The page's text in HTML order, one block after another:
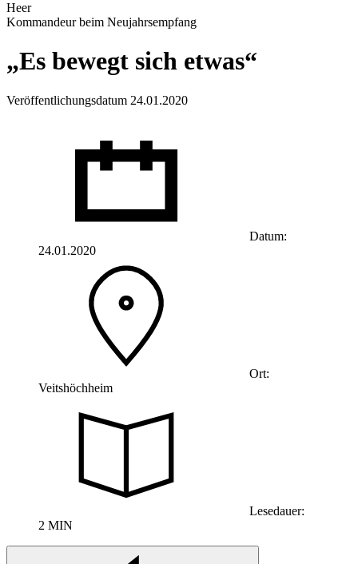
Heer
Kommandeur beim Neujahrsempfang
„Es bewegt sich etwas“
Veröffentlichungsdatum 24.01.2020
Datum:
24.01.2020
Ort:
Veitshöchheim
Lesedauer:
2 MIN